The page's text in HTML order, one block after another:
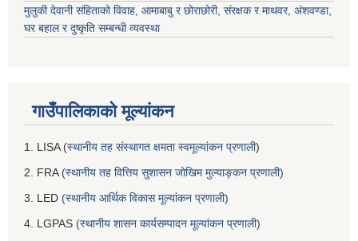
मुलुकी देवानी संहिताको विवाह, आमाबाबु र छोराछोरी, संरक्षक र माथवर, अंशवण्डा,
घर बहाल र दुष्कृति सम्बन्धी व्यवस्था
गाउँपालिकाको मूल्यांकन
1. LISA (स्थानीय तह संस्थागत क्षमता स्वमूल्यांकन प्रणाली)
2. FRA(स्थानीय तह वित्तिय सुशासन जोखिम मुल्याङ्कन प्रणाली)
3. LED (स्थानीय आर्थिक विकास मूल्यांकन प्रणाली)
4. LGPAS (स्थानीय शासन कार्यसम्पादन मूल्यांकन प्रणाली)